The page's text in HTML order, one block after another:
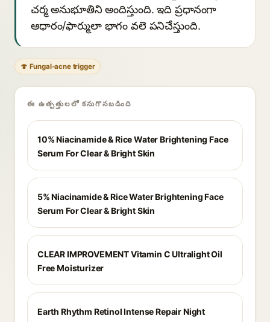
చర్మ అనుభూతిని అందిస్తుంది. ఇది ప్రధానంగా
ఆధారం/ఫార్ములా భాగం వలె పనిచేస్తుంది.
🍄 Fungal-acne trigger
ఈ ఉత్పత్తులలో కనుగొనబడింది
10% Niacinamide & Rice Water Brightening Face
Serum For Clear & Bright Skin
5% Niacinamide & Rice Water Brightening Face
Serum For Clear & Bright Skin
CLEAR IMPROVEMENT Vitamin C Ultralight Oil
Free Moisturizer
Earth Rhythm Retinol Intense Repair Night